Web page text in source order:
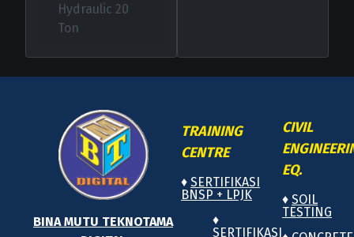
Hydraulic 20
Ton
BINA MUTU TEKNOTAMA
TRAINING
CENTRE
♦ SERTIFIKASI
BNSP + LPJK
♦
SERTIFIKASI
CIVIL
EQ.
♦ SOIL
TESTING